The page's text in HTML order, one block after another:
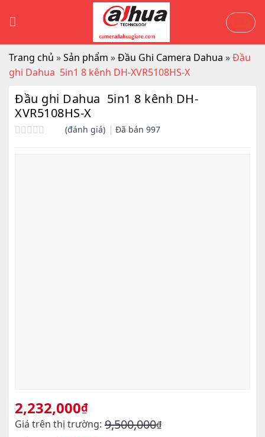
Trang chủ »Sản phẩm »Đầu Ghi Camera Dahua »Đầu
ghi Dahua 5in1 8 kênh DH-XVR5108HS-X
Đầu ghi Dahua 5in1 8 kênh DH-
XVR5108HS-X
(đánh giá) Đã bán 997
9,500,000₫
2,232,000₫
Giá trên thị trường: